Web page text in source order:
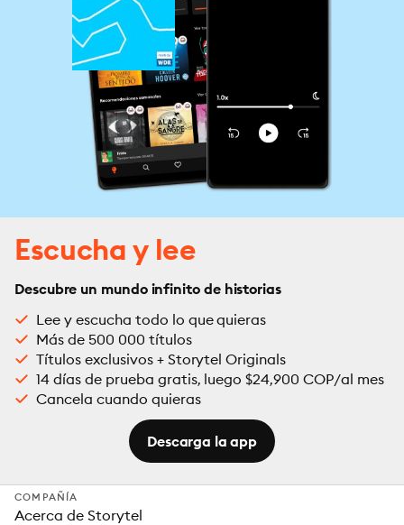
Escucha y lee
Descubre un mundo infinito de historias
Lee y escucha todo lo que quieras
Más de 500 000 títulos
Títulos exclusivos + Storytel Originals
14 días de prueba gratis, luego $24,900 COP/al mes
Cancela cuando quieras
Descarga la app
COMPAÑÍA
Acerca de Storytel